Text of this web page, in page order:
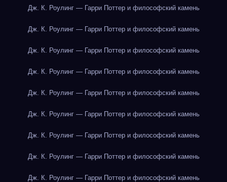
Дж. К. Роулинг — Гарри Поттер и философский камень
Дж. К. Роулинг — Гарри Поттер и философский камень
Дж. К. Роулинг — Гарри Поттер и философский камень
Дж. К. Роулинг — Гарри Поттер и философский камень
Дж. К. Роулинг — Гарри Поттер и философский камень
Дж. К. Роулинг — Гарри Поттер и философский камень
Дж. К. Роулинг — Гарри Поттер и философский камень
Дж. К. Роулинг — Гарри Поттер и философский камень
Дж. К. Роулинг — Гарри Поттер и философский камень